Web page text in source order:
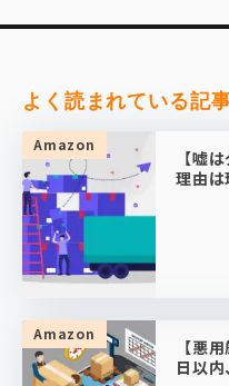
ョ
よく読まれている記
Amazon
【嘘
理由
Amazon
【悪
日以